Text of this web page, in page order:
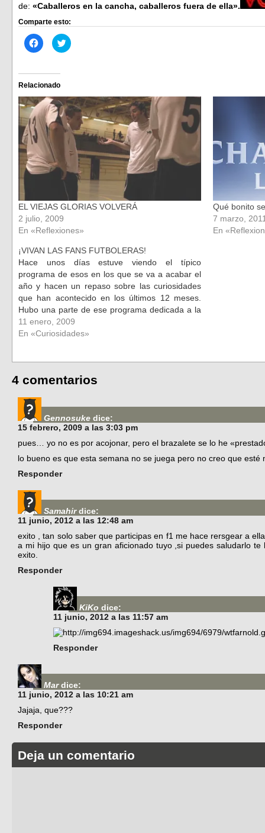
de: «Caballeros en la cancha, caballeros fuera de ella».
Comparte esto:
Haz
clic
Facebook
(Se
abre
en
una
ventana
nueva)
Haz
clic
en
una
ventana
nueva)
Relacionado
EL VIEJAS GLORIAS VOLVERÁ
2 julio, 2009
En «Reflexiones»
Qué bonito
7 marzo,
En
¡VIVAN LAS FANS FUTBOLERAS!
Hace unos días estuve viendo el típico
programa de esos en los que se va a acabar el
año y hacen un repaso sobre las curiosidades
que han acontecido en los últimos 12 meses.
Hubo una parte de ese programa dedicada a la
Eurocopa 2008 (ainsss cómo te echo de…
11 enero, 2009
En «Curiosidades»
4 comentarios
Gennosuke dice:
15 febrero, 2009 a las 3:03 pm
pues… yo no es por acojonar, pero el brazalete se lo he
lo bueno es que esta semana no se juega pero no creo que esté
Responder
Samahir dice:
11 junio, 2012 a las 12:48 am
exito , tan solo saber que participas en f1 me hace rersgear a
a mi hijo que es un gran aficionado tuyo ,si puedes saludarlo
exito.
Responder
KiKo dice:
11 junio, 2012 a las 11:57 am
Responder
Mar dice:
11 junio, 2012 a las 10:21 am
Jajaja, que???
Responder
Deja un comentario